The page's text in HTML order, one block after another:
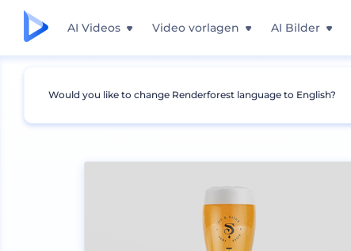
AI Videos Video vorlagen AI Bilder
Mockups Produkte Glas Mockup
Would you like to change Renderforest language to English?